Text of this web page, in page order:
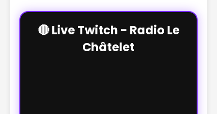
🔴 Live Twitch - Radio Le
Châtelet